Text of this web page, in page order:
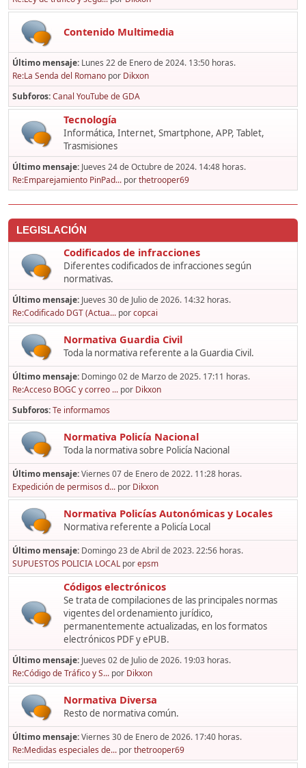
Contenido Multimedia
Último mensaje: Lunes 22 de Enero de 2024. 13:50 horas.
Re:La Senda del Romano por Dikxon
Subforos Canal YouTube de GDA
Tecnología
Informática, Internet, Smartphone, APP, Tablet,
Trasmisiones
Último mensaje: Jueves 24 de Octubre de 2024. 14:48 horas.
Re:Emparejamiento PinPad... porthetrooper69
LEGISLACIÓN
Codificados de infracciones
Diferentes codificados de infracciones según
normativas.
Último mensaje: Jueves 30 de Julio de 2026. 14:32 horas.
Re:Codificado DGT (Actua... porcopcai
Normativa Guardia Civil
Toda la normativa referente a la Guardia Civil.
Último mensaje: Domingo 02 de Marzo de 2025. 17:11 horas.
Re:Acceso BOGC y correo ... por Dikxon
Subforos Te informamos
Normativa Policía Nacional
Toda la normativa sobre Policía Nacional
Último mensaje:Viernes 07 de Enero de 2022. 11:28 horas.
Expedición de permisos d... por Dikxon
Normativa Policías Autonómicas y Locales
Normativa referente a Policía Local
Último mensaje: Domingo 23 de Abril de 2023. 22:56 horas.
SUPUESTOS POLICIA LOCAL porepsm
Códigos electrónicos
Se trata de compilaciones de las principales normas
vigentes del ordenamiento jurídico,
permanentemente actualizadas, en los formatos
electrónicos PDF y ePUB.
Último mensaje: Jueves 02 de Julio de 2026. 19:03 horas.
Re:Código de Tráfico y S... por Dikxon
Normativa Diversa
Resto de normativa común.
Último mensaje:Viernes 30 de Enero de 2026. 17:40 horas.
Re:Medidas especiales de... porthetrooper69